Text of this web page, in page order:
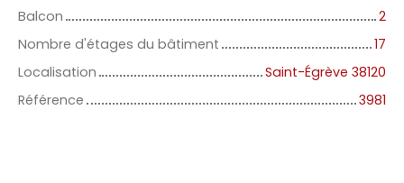
Balcon
2
Nombre d'étages du bâtiment
17
Localisation
Saint-Égrève 38120
Référence
3981